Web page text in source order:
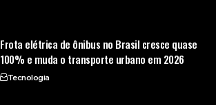
Frota elétrica de ônibus no Brasil cresce quase
100% e muda o transporte urbano em 2026
Tecnologia